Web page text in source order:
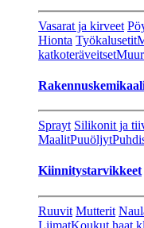
Vasarat ja kirveet
Hionta Työkalusetit
katkoteräveitset
Sprayt Silikonit ja
MaalitPuuöljyt
Kiinnitystarvikkeet
Ruuvit Mutterit
Liimat